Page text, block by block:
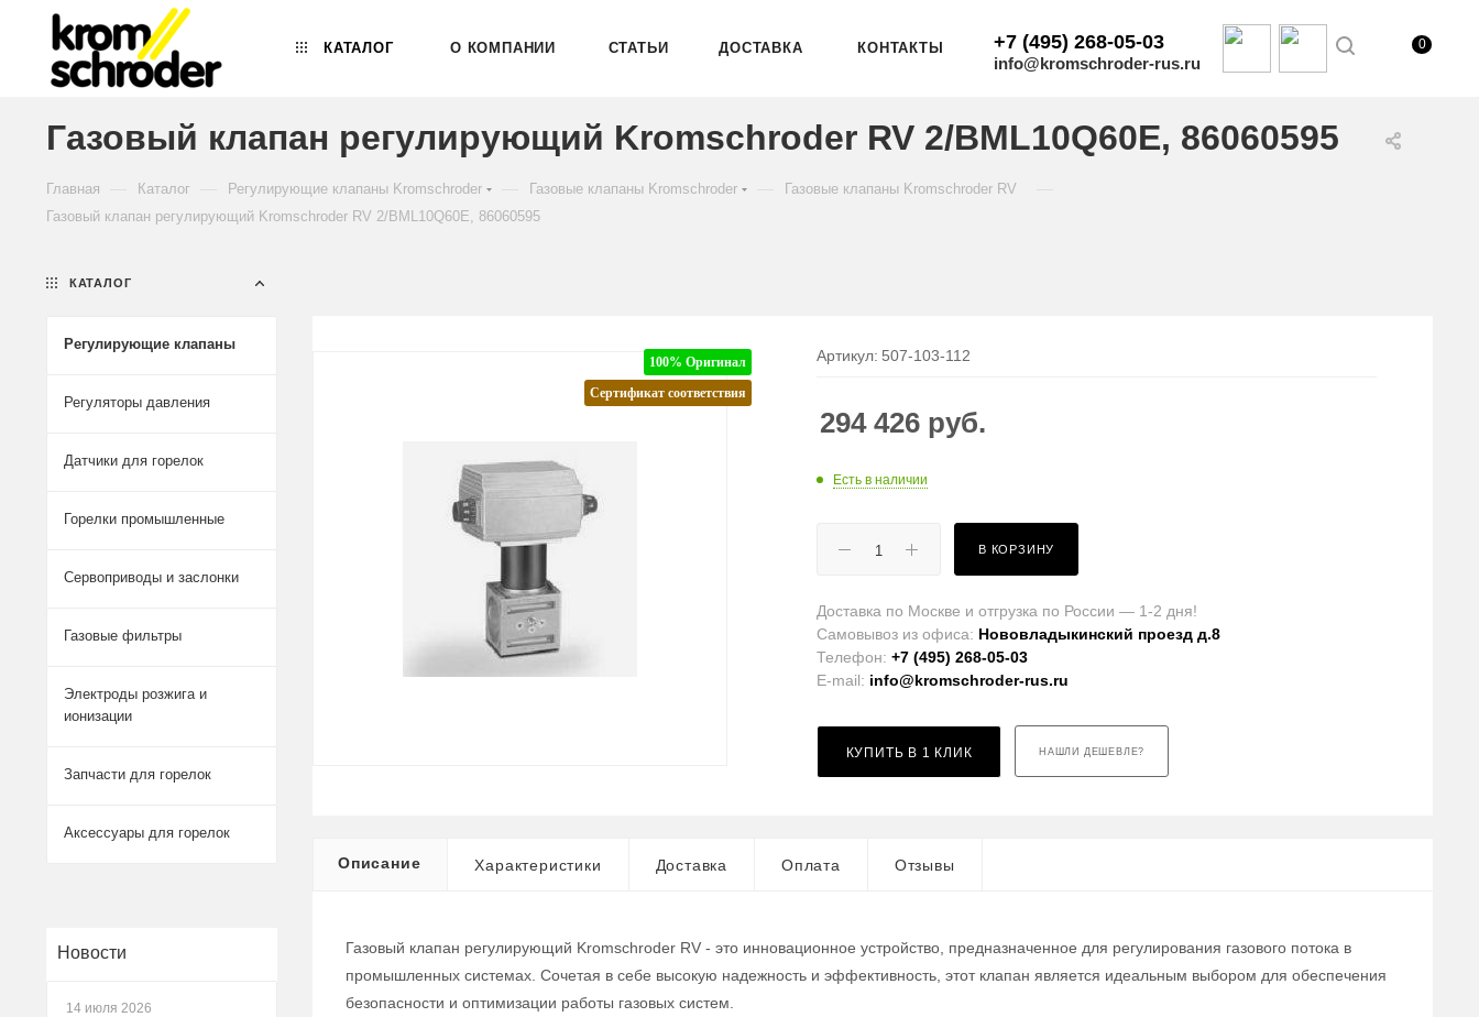
КАТАЛОГ О КОМПАНИИ СТАТЬИ ДОСТАВКА КОНТАКТЫ +7 (495) 268-05-03
info@kromschroder-rus.ru
0
Газовый клапан регулирующий Kromschroder RV 2/BML10Q60E, 86060595
Главная Каталог Регулирующие клапаны Kromschroder Газовые клапаны Kromschroder Газовые клапаны Kromschroder RV
Газовый клапан регулирующий Kromschroder RV 2/BML10Q60E, 86060595
100% Оригинал
Сертификат соответствия
Артикул: 507-103-112
294 426 руб.
Есть в наличии
В КОРЗИНУ
Доставка по Москве и отгрузка по России — 1-2 дня!
Самовывоз из офиса: Нововладыкинский проезд д.8
Телефон:+7 (495) 268-05-03
E-mail: info@kromschroder-rus.ru
КУПИТЬ В 1 КЛИК НАШЛИ ДЕШЕВЛЕ?
Описание Характеристики Доставка Оплата Отзывы
Газовый клапан регулирующий Kromschroder RV - это инновационное устройство, предназначенное для регулирования газового потока в
промышленных системах. Сочетая в себе высокую надежность и эффективность, этот клапан является идеальным выбором для обеспечения
безопасности и оптимизации работы газовых систем.
КАТАЛОГ
Регулирующие клапаны
Регуляторы давления
Датчики для горелок
Горелки промышленные
Сервоприводы и заслонки
Газовые фильтры
Электроды розжига и
ионизации
Запчасти для горелок
Аксессуары для горелок
Новости
14 июля 2026